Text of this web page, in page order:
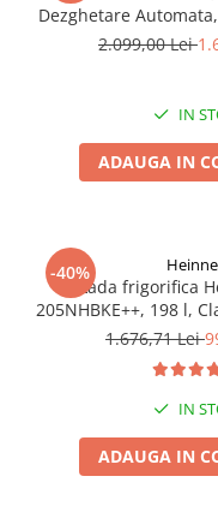
Dezghetare
Alb
2.099,00 Lei
IN
ADAUGA IN
-40%
Lada frigorifica
205NHBKE++, 198 l,
inverter, Display
1.676,71 Lei
IN
ADAUGA IN